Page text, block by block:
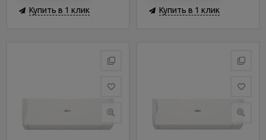
Купить в 1 клик Купить в 1 клик